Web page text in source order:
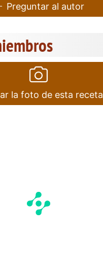
Preguntar al autor
la foto de esta receta